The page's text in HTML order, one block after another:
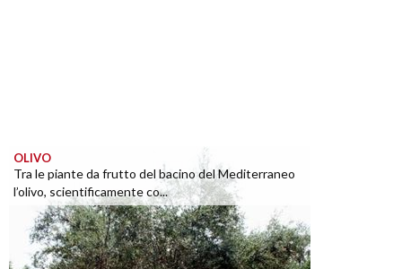
OLIVO
Tra le piante da frutto del bacino del Mediterraneo
l’olivo, scientificamente co...